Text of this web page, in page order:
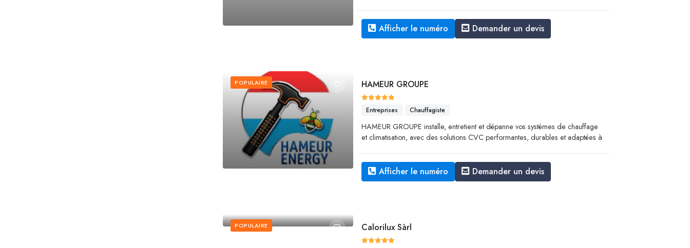
Afficher le numéro Demander un devis
POPULAIRE HAMEUR GROUPE
Entreprises Chauffagiste
HAMEUR GROUPE installe, entretient et dépanne vos systèmes de chauffage
et climatisation, avec des solutions CVC performantes, durables et adaptées à
Afficher le numéro Demander un devis
POPULAIRE Calorilux Sàrl